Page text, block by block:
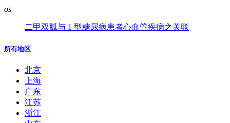
os
二甲双胍与 1 型糖尿病患者心血管疾病之关联
所有地区
北京
上海
广东
江苏
浙江